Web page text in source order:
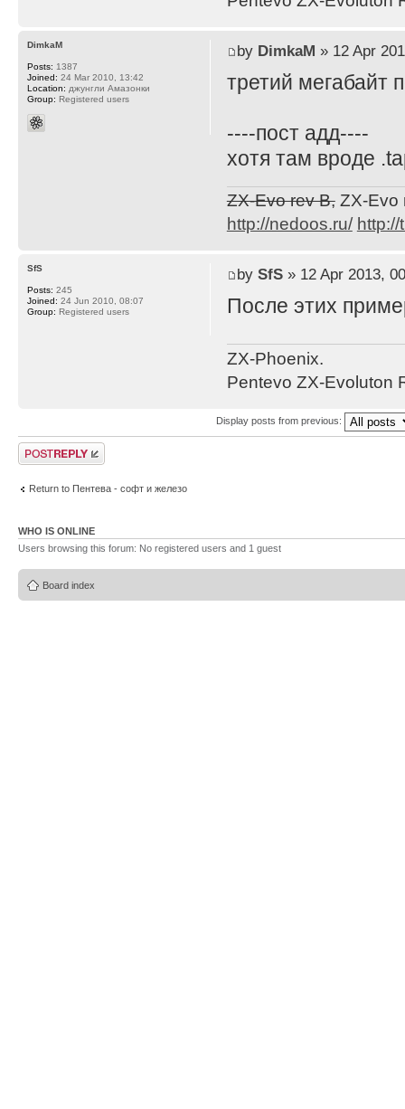
by DimkaM » 12 Apr
третий мегабайт
----пост адд----
хотя там вроде
ZX-Evo rev B,ZX-Evo
http://nedoos.ru/
DimkaM
Posts: 1387
Joined: 24 Mar 2010, 13:42
Location: джунгли Амазонки
Group: Registered users
by SfS» 12 Apr 2013,
После этих
ZX-Phoenix.
Pentevo ZX-Evoluton
SfS
Posts: 245
Joined: 24 Jun 2010, 08:07
Group: Registered users
Display posts from previous:
Post a reply
Return to Пентева - софт и железо
WHO IS ONLINE
Users browsing this forum: No registered users and 1 guest
Board index